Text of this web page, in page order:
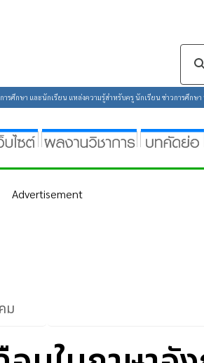
ารศึกษา และนักเรียน แหล่งความรู้สำหรับครู นักเรียน ข่าวการศึกษ